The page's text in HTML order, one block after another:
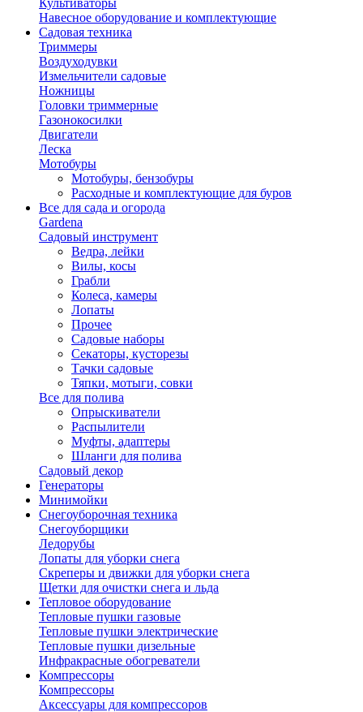
Культиваторы
Навесное оборудование и комплектующие
Садовая техника
Триммеры
Воздуходувки
Измельчители садовые
Ножницы
Головки триммерные
Газонокосилки
Двигатели
Леска
Мотобуры
Мотобуры, бензобуры
Расходные и комплектующие для буров
Все для сада и огорода
Gardena
Садовый инструмент
Ведра, лейки
Вилы, косы
Грабли
Колеса, камеры
Лопаты
Прочее
Садовые наборы
Секаторы, кусторезы
Тачки садовые
Тяпки, мотыги, совки
Все для полива
Опрыскиватели
Распылители
Муфты, адаптеры
Шланги для полива
Садовый декор
Генераторы
Минимойки
Снегоуборочная техника
Снегоуборщики
Ледорубы
Лопаты для уборки снега
Скреперы и движки для уборки снега
Щетки для очистки снега и льда
Тепловое оборудование
Тепловые пушки газовые
Тепловые пушки электрические
Тепловые пушки дизельные
Инфракрасные обогреватели
Компрессоры
Компрессоры
Аксессуары для компрессоров